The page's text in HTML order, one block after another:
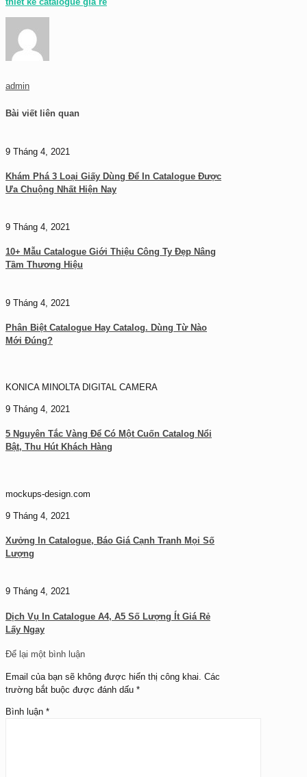
admin
Bài viết liên quan
9 Tháng 4, 2021
Khám Phá 3 Loại Giấy Dùng Để In Catalogue Được
Ưa Chuộng Nhất Hiện Nay
9 Tháng 4, 2021
10+ Mẫu Catalogue Giới Thiệu Công Ty Đẹp Nâng
Tầm Thương Hiệu
9 Tháng 4, 2021
Phân Biệt Catalogue Hay Catalog. Dùng Từ Nào
Mới Đúng?
KONICA MINOLTA DIGITAL CAMERA
9 Tháng 4, 2021
5 Nguyên Tắc Vàng Để Có Một Cuốn Catalog Nổi
Bật, Thu Hút Khách Hàng
mockups-design.com
9 Tháng 4, 2021
Xưởng In Catalogue, Báo Giá Cạnh Tranh Mọi Số
Lượng
9 Tháng 4, 2021
Dịch Vụ In Catalogue A4, A5 Số Lượng Ít Giá Rẻ
Lấy Ngay
Để lại một bình luận
Email của bạn sẽ không được hiển thị công khai. Các
trường bắt buộc được đánh dấu *
Bình luận *